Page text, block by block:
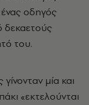
οδηγός
δεκαετούς
του.
μία και
«εκτελούνται